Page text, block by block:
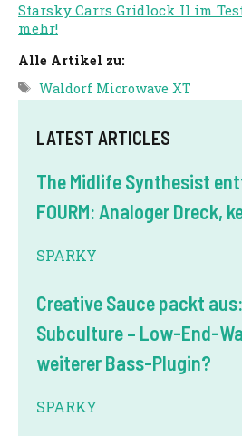
Starsky Carrs Gridlock II im
mehr!
Alle Artikel zu:
Tags
Waldorf Microwave XT
LATEST ARTICLES
The Midlife Synthesist
FOURM: Analoger Dreck,
SPARKY
Creative Sauce packt
Subculture – Low-End-
weiterer Bass-Plugin?
SPARKY